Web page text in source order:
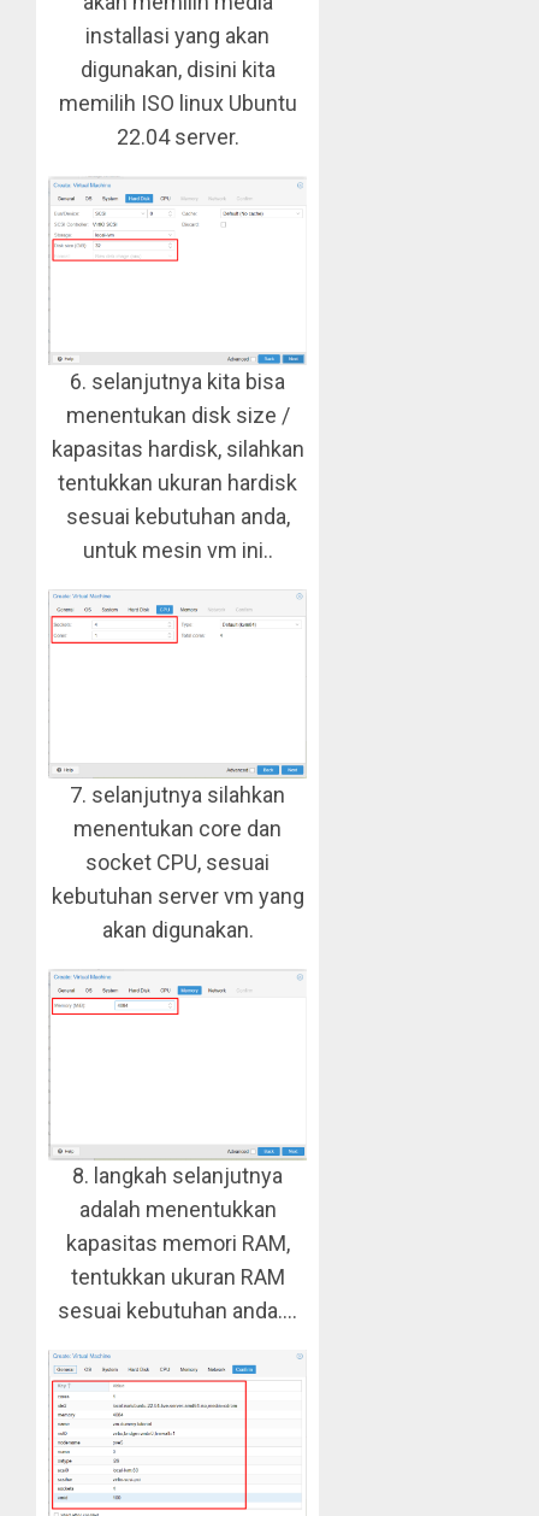
installasi yang akan
digunakan, disini kita
memilih ISO linux Ubuntu
22.04 server.
6. selanjutnya kita bisa
menentukan disk size /
kapasitas hardisk, silahkan
tentukkan ukuran hardisk
sesuai kebutuhan anda,
untuk mesin vm ini..
7. selanjutnya silahkan
menentukan core dan
socket CPU, sesuai
kebutuhan server vm yang
akan digunakan.
8. langkah selanjutnya
adalah menentukkan
kapasitas memori RAM,
tentukkan ukuran RAM
sesuai kebutuhan anda….